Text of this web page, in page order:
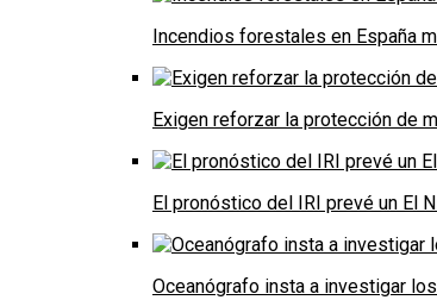
Incendios forestales en España
Exigen reforzar la protección de
El pronóstico del IRI prevé un El
Oceanógrafo insta a investigar